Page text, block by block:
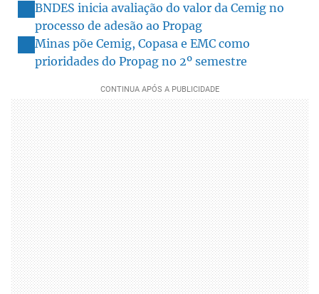
BNDES inicia avaliação do valor da Cemig no
processo de adesão ao Propag
Minas põe Cemig, Copasa e EMC como
prioridades do Propag no 2º semestre